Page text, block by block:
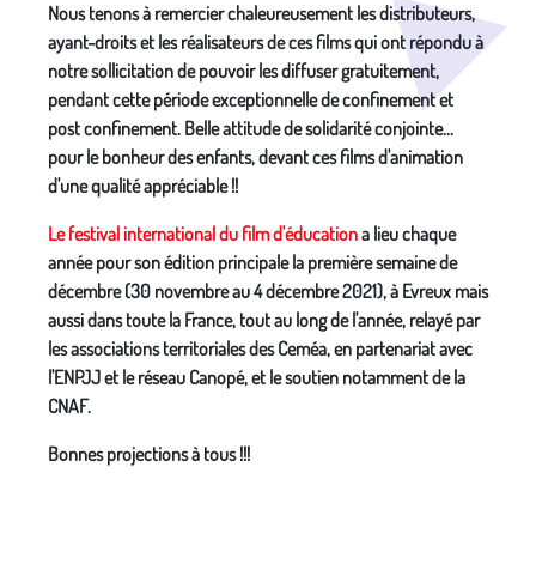
Nous tenons à remercier chaleureusement les distributeurs,
ayant-droits et les réalisateurs de ces films qui ont répondu à
notre sollicitation de pouvoir les diffuser gratuitement,
pendant cette période exceptionnelle de confinementet
post confinement. Belle attitude de solidarité conjointe...
pour le bonheur des enfants, devant ces films d'animation
d'une qualité appréciable !!
Le festival international du film d'éducationa lieu chaque
année pour son édition principale la première semaine de
décembre (30 novembre au 4 décembre 2021), à Evreux mais
aussi dans toute la France, tout au long de l'année, relayé par
les associations territoriales des Ceméa, en partenariat avec
l'ENPJJ et le réseau Canopé, et le soutien notamment de la
CNAF.
Bonnes projections à tous !!!